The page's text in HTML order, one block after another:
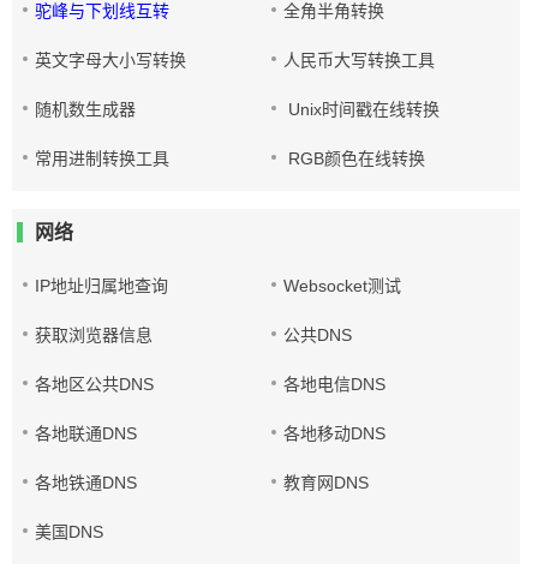
驼峰与下划线互转 全角半角转换
英文字母大小写转换 人民币大写转换工具
随机数生成器 Unix时间戳在线转换
常用进制转换工具 RGB颜色在线转换
网络
IP地址归属地查询 Websocket测试
获取浏览器信息 公共DNS
各地区公共DNS 各地电信DNS
各地联通DNS 各地移动DNS
各地铁通DNS 教育网DNS
美国DNS